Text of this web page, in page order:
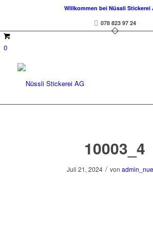
Willkommen bei Nüssli Stickerei
078 823 97 24
0
10003_4
Juli 21, 2024 / von